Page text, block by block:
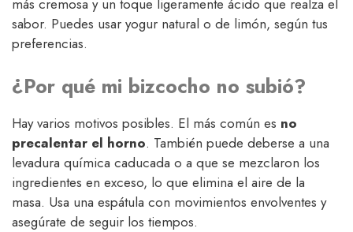
más cremosa y un toque ligeramente ácido que realza el
sabor. Puedes usar yogur natural o de limón, según tus
preferencias.
¿Por qué mi bizcocho no subió?
Hay varios motivos posibles. El más común es no
precalentar el horno. También puede deberse a una
levadura química caducada o a que se mezclaron los
ingredientes en exceso, lo que elimina el aire de la
masa. Usa una espátula con movimientos envolventes y
asegúrate de seguir los tiempos.